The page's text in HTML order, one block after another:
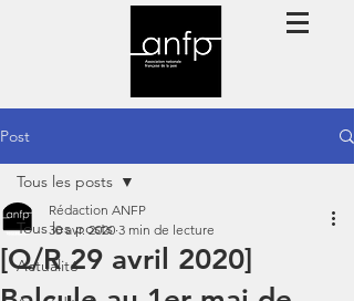
Post
Tous les posts
Actualité
Tous les posts
[Q/R 29 avril 2020]
Rédaction ANFP
30 avr. 2020 3 min de lecture